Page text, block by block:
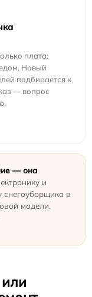
плата:
Новый
подбирается к
— вопрос
— она
и
снегоуборщика в
модели.